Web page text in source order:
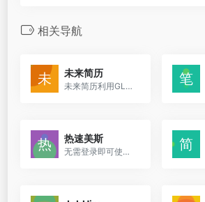
相关导航
未来简历
未来简历利用GLM-130B大模型技术，为用户提供专业、个性化的简历定制服务。它通过深入分析招聘需求，优化简历内容，提供ATS友好的模板，以及面试预测助手，帮助求职者提高面试机会。
热速美斯
无需登录即可使用，本地存储保护隐私